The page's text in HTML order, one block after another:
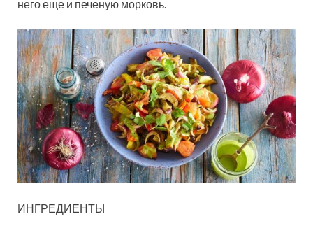
него еще и печеную морковь.
ИНГРЕДИЕНТЫ